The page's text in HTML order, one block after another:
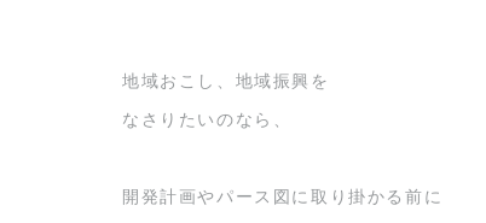
地域おこし、地域振興を
なさりたいのなら、
開発計画やパース図に取り掛かる前に